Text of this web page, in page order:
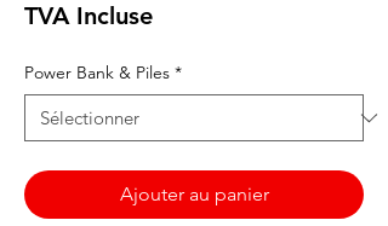
TVA Incluse
Power Bank & Piles *
Ajouter au panier